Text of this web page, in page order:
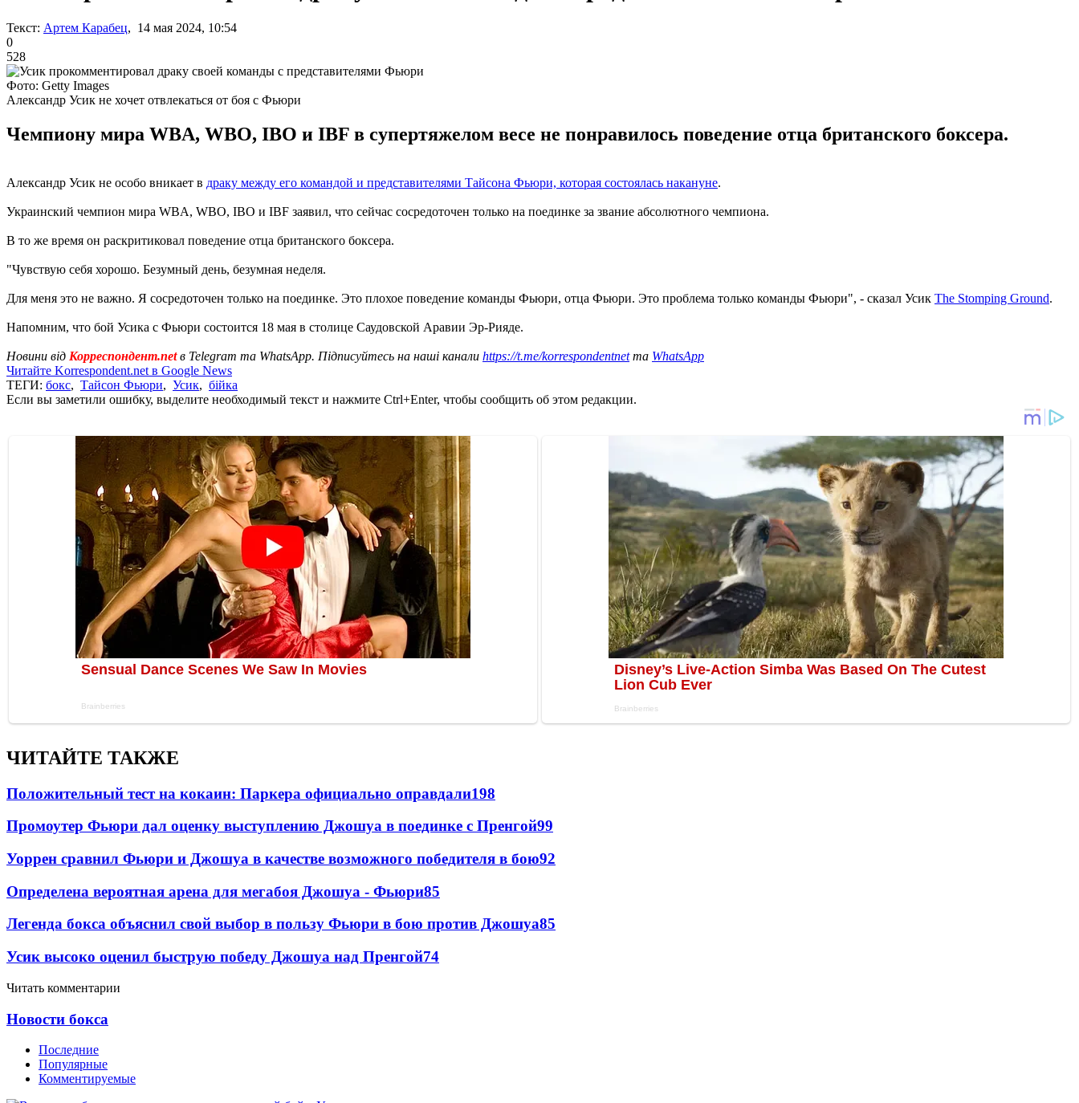
Текст: Артем Карабец, 14 мая 2024, 10:54
0
528
Фото: Getty Images
Александр Усик не хочет отвлекаться от боя с Фьюри
Чемпиону мира WBA, WBO, IBO и IBF в супертяжелом весе не понравилось поведение отца британского боксера.
Александр Усик не особо вникает в драку между его командой и представителями Тайсона Фьюри, которая состоялась накануне.
Украинский чемпион мира WBA, WBO, IBO и IBF заявил, что сейчас сосредоточен только на поединке за звание абсолютного чемпиона.
В то же время он раскритиковал поведение отца британского боксера.
"Чувствую себя хорошо. Безумный день, безумная неделя.
Для меня это не важно. Я сосредоточен только на поединке. Это плохое поведение команды Фьюри, отца Фьюри. Это проблема только команды Фьюри", - сказал Усик The Stomping Ground.
Напомним, что бой Усика с Фьюри состоится 18 мая в столице Саудовской Аравии Эр-Рияде.
Новини від Корреспондент.netв Telegram та WhatsApp. Підписуйтесь на наші канали https://t.me/korrespondentnetта WhatsApp
Читайте Korrespondent.net в Google News
ТЕГИ: бокс, Тайсон Фьюри, Усик, бійка
Если вы заметили ошибку, выделите необходимый текст и нажмите Ctrl+Enter, чтобы сообщить об этом редакции.
ЧИТАЙТЕ ТАКЖЕ
Положительный тест на кокаин: Паркера официально оправдали198
Промоутер Фьюри дал оценку выступлению Джошуа в поединке с Пренгой99
Уоррен сравнил Фьюри и Джошуа в качестве возможного победителя в бою92
Определена вероятная арена для мегабоя Джошуа - Фьюри85
Легенда бокса объяснил свой выбор в пользу Фьюри в бою против Джошуа85
Усик высоко оценил быструю победу Джошуа над Пренгой74
Читать комментарии
Новости бокса
Последние
Популярные
Комментируемые